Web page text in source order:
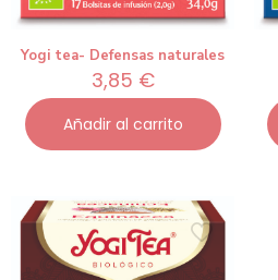
Yogi tea- Defensas naturales
3,85 €
Añadir al carrito